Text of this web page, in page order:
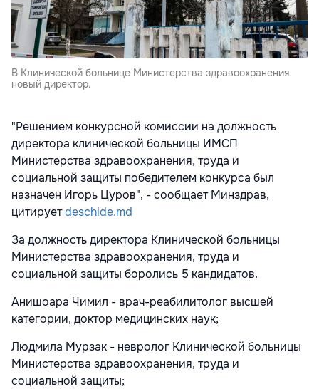
В Клинической больнице Министерства здравоохранения
новый директор.
"Решением конкурсной комиссии на должность
директора клинической больницы ИМСП
Министерства здравоохранения, труда и
социальной защиты победителем конкурса был
назначен Игорь Цуров", - сообщает Минздрав,
цитируетdeschide.md
За должность директора Клинической больницы
Министерства здравоохранения, труда и
социальной защиты боролись 5 кандидатов.
Анишоара Чимил - врач-реабилитолог высшей
категории, доктор медицинских наук;
Людмила Мурзак - невролог Клинической больницы
Министерства здравоохранения, труда и
социальной защиты;